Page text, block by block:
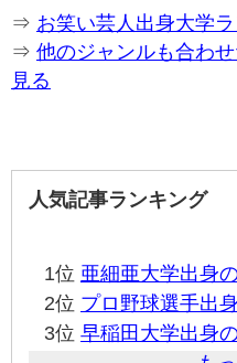
⇒ お笑い芸人出身大学
⇒ 他のジャンルも合わ
見る
人気記事ランキング
1位 亜細亜大学出身
2位 プロ野球選手出
3位 早稲田大学出身